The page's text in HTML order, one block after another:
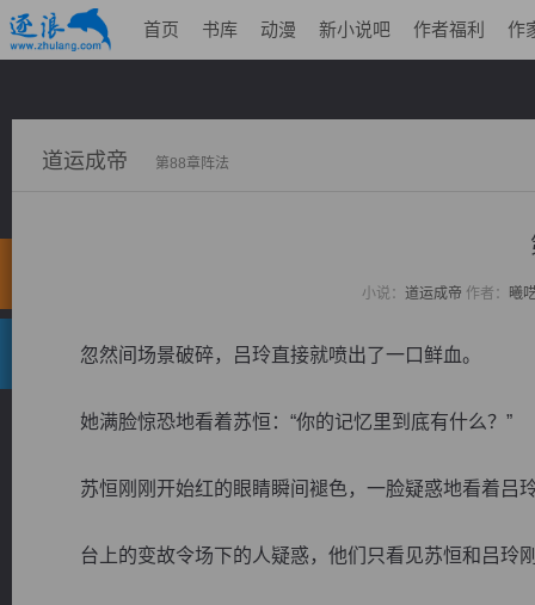
首页 书库 动漫 新小说吧 作者福利 作
道运成帝 第88章阵法
小说： 道运成帝 作者： 曦
忽然间场景破碎，吕玲直接就喷出了一口鲜血。
她满脸惊恐地看着苏恒：“你的记忆里到底有什么？”
苏恒刚刚开始红的眼睛瞬间褪色，一脸疑惑地看着吕
台上的变故令场下的人疑惑，他们只看见苏恒和吕玲